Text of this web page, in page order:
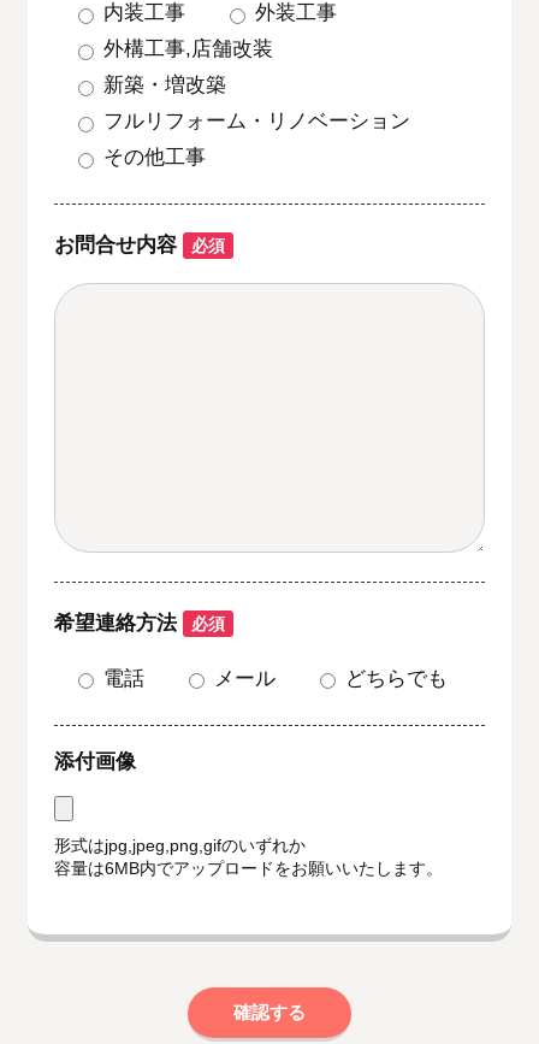
内装工事
外装工事
外構工事,店舗改装
新築・増改築
フルリフォーム・リノベーション
その他工事
お問合せ内容 必須
希望連絡方法 必須
電話 メール どちらでも
添付画像
形式はjpg,jpeg,png,gifのいずれか
容量は6MB内でアップロードをお願いいたします。